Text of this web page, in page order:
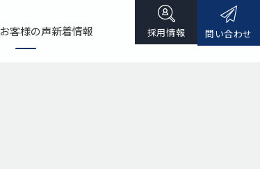
お客様の声新着情報 問い合わせ
採用情報